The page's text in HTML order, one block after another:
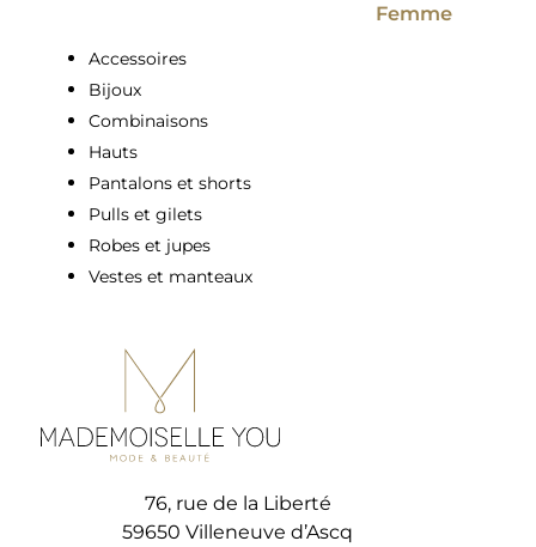
76, rue de la Liberté
59650 Villeneuve d’Ascq
Femme
Accessoires
Bijoux
Combinaisons
Hauts
Pantalons et shorts
Pulls et gilets
Robes et jupes
Vestes et manteaux